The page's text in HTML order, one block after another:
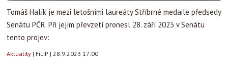
Tomáš Halík je mezi letošními laureáty Stříbrné medaile předsedy
Senátu PČR. Při jejím převzetí pronesl 28. září 2023 v Senátu
tento projev:
Aktuality | FiLiP | 28.9.2023 17:00